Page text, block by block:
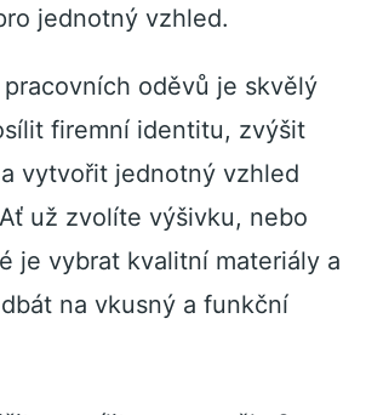
jednotný vzhled.
oděvů je skvělý
firemní identitu, zvýšit
vytvořit jednotný vzhled
už zvolíte výšivku, nebo
je vybrat kvalitní materiály a
na vkusný a funkční